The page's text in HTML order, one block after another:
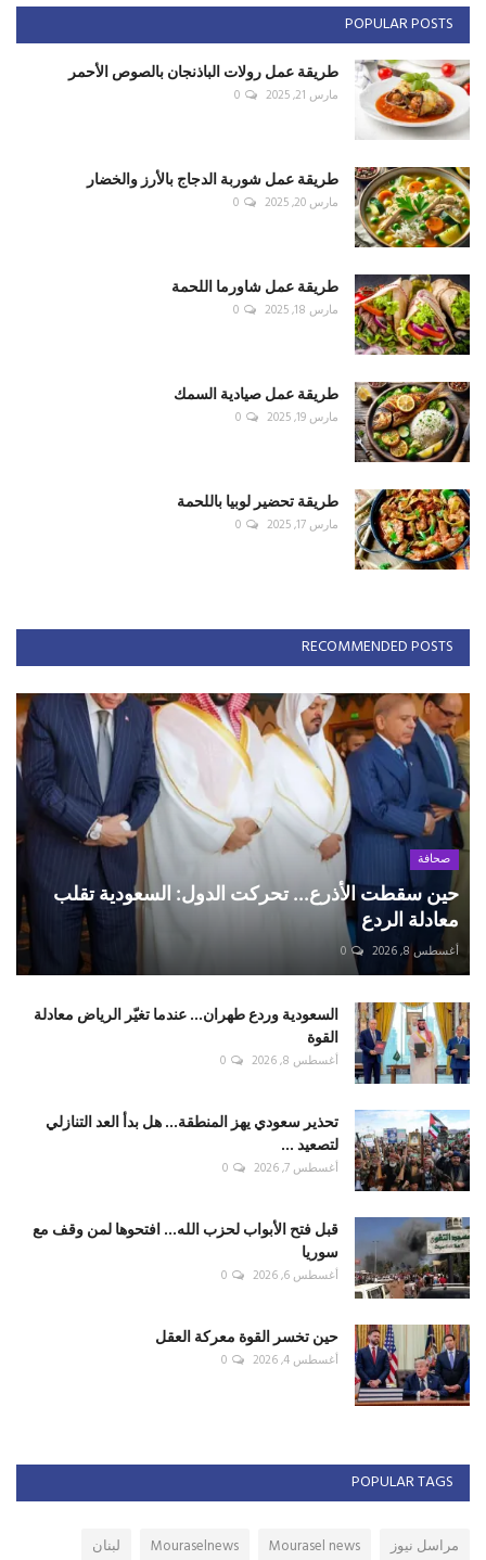
POPULAR POSTS
طريقة عمل رولات الباذنجان بالصوص الأحمر
مارس 21, 2025 0
طريقة عمل شوربة الدجاج بالأرز والخضار
مارس 20, 2025 0
طريقة عمل شاورما اللحمة
مارس 18, 2025 0
طريقة عمل صيادية السمك
مارس 19, 2025 0
طريقة تحضير لوبيا باللحمة
مارس 17, 2025 0
RECOMMENDED POSTS
صحافة
حين سقطت الأذرع... تحركت الدول: السعودية تقلب
معادلة الردع
أغسطس 8, 2026 0
السعودية وردع طهران... عندما تغيّر الرياض معادلة
القوة
أغسطس 8, 2026 0
تحذير سعودي يهز المنطقة... هل بدأ العد التنازلي
لتصعيد ...
أغسطس 7, 2026 0
قبل فتح الأبواب لحزب الله... افتحوها لمن وقف مع
سوريا
أغسطس 6, 2026 0
حين تخسر القوة معركة العقل
أغسطس 4, 2026 0
POPULAR TAGS
مراسل نيوز Mourasel news
Mouraselnews
لبنان